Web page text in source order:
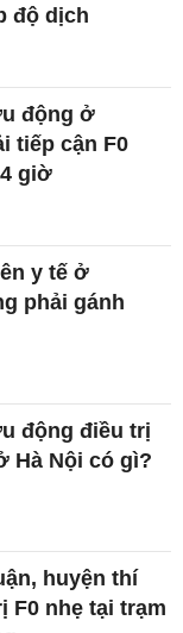
độ dịch
động ở
tiếp cận F0
giờ
y tế ở
phải gánh
động điều trị
Hà Nội có gì?
huyện thí
F0 nhẹ tại trạm